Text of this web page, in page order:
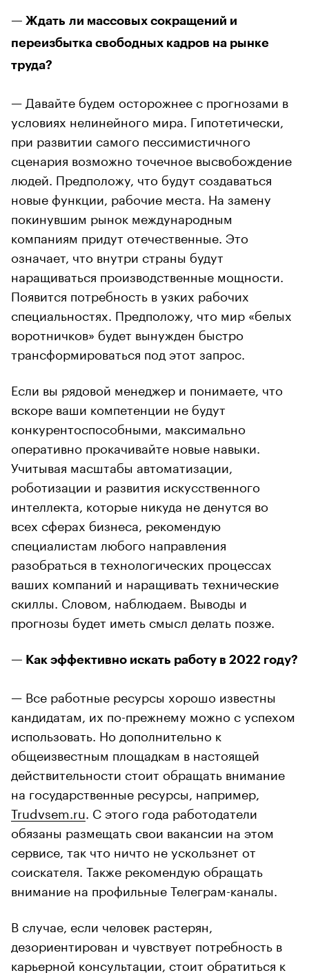
— Ждать ли массовых сокращений и
переизбытка свободных кадров на рынке
труда?
— Давайте будем осторожнее с прогнозами в
условиях нелинейного мира. Гипотетически,
при развитии самого пессимистичного
сценария возможно точечное высвобождение
людей. Предположу, что будут создаваться
новые функции, рабочие места. На замену
покинувшим рынок международным
компаниям придут отечественные. Это
означает, что внутри страны будут
наращиваться производственные мощности.
Появится потребность в узких рабочих
специальностях. Предположу, что мир «белых
воротничков» будет вынужден быстро
трансформироваться под этот запрос.
Если вы рядовой менеджер и понимаете, что
вскоре ваши компетенции не будут
конкурентоспособными, максимально
оперативно прокачивайте новые навыки.
Учитывая масштабы автоматизации,
роботизации и развития искусственного
интеллекта, которые никуда не денутся во
всех сферах бизнеса, рекомендую
специалистам любого направления
разобраться в технологических процессах
ваших компаний и наращивать технические
скиллы. Словом, наблюдаем. Выводы и
прогнозы будет иметь смысл делать позже.
— Как эффективно искать работу в 2022 году?
— Все работные ресурсы хорошо известны
кандидатам, их по-прежнему можно с успехом
использовать. Но дополнительно к
общеизвестным площадкам в настоящей
действительности стоит обращать внимание
на государственные ресурсы, например,
Trudvsem.ru . С этого года работодатели
обязаны размещать свои вакансии на этом
сервисе, так что ничто не ускользнет от
соискателя. Также рекомендую обращать
внимание на профильные Телеграм-каналы.
В случае, если человек растерян,
дезориентирован и чувствует потребность в
карьерной консультации, стоит обратиться к